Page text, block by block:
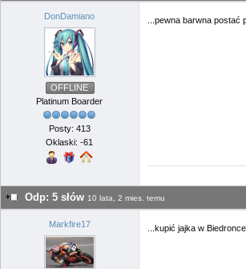
DonDamiano
OFFLINE
Platinum Boarder
Posty: 413
Oklaski: -61
...pewna barwna postać
Odp: 5 słów 10 lata, 2 mies. temu
Markfire17 ...kupić jajka w